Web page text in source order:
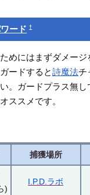
ード †
めにはまずダメー
ードすると詩魔法チ
。ガードプラス無
ススメです。
捕獲場所
)
I.P.D.ラボ